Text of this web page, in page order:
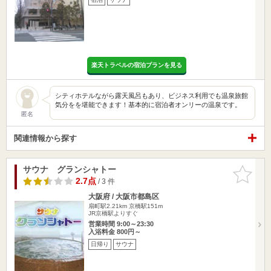
楽天トラベルの宿泊プランを見る
匿名
シティホテルながら露天風呂もあり、ビジネス利用でも温泉旅館
気分をを堪能できます！基本的に宿泊者オンリーの温泉です。
関連情報から探す
お気に入
りに追加
サウナ グランシャトー
2.7点/ 3 件
大阪府 / 大阪市都島区
扇町駅2.21km 京橋駅151m
JR京橋駅よりすぐ
営業時間 9:00～23:30
入浴料金 800円～
日帰り サウナ